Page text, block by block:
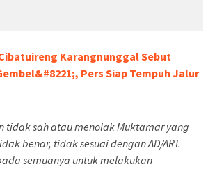
Karangnunggal Sebut
Pers Siap Tempuh Jalur
tidak sah atau menolak Muktamar yang
benar, tidak sesuai dengan AD/ART.
semuanya untuk melakukan